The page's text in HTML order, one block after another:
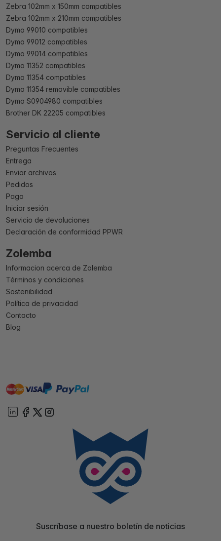
Zebra 102mm x 150mm compatibles
Zebra 102mm x 210mm compatibles
Dymo 99010 compatibles
Dymo 99012 compatibles
Dymo 99014 compatibles
Dymo 11352 compatibles
Dymo 11354 compatibles
Dymo 11354 removible compatibles
Dymo S0904980 compatibles
Brother DK 22205 compatibles
Servicio al cliente
Preguntas Frecuentes
Entrega
Enviar archivos
Pedidos
Pago
Iniciar sesión
Servicio de devoluciones
Declaración de conformidad PPWR
Zolemba
Informacion acerca de Zolemba
Términos y condiciones
Sostenibilidad
Política de privacidad
Contacto
Blog
mastervisa paypal
Suscríbase a nuestro boletín de noticias